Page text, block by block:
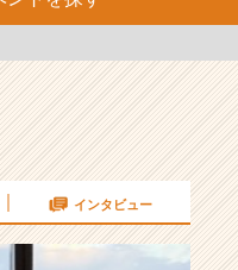
インタビュー